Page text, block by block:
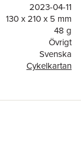
2023-04-11
130 x 210 x 5 mm
48 g
Övrigt
Svenska
Cykelkartan
Kartförlaget